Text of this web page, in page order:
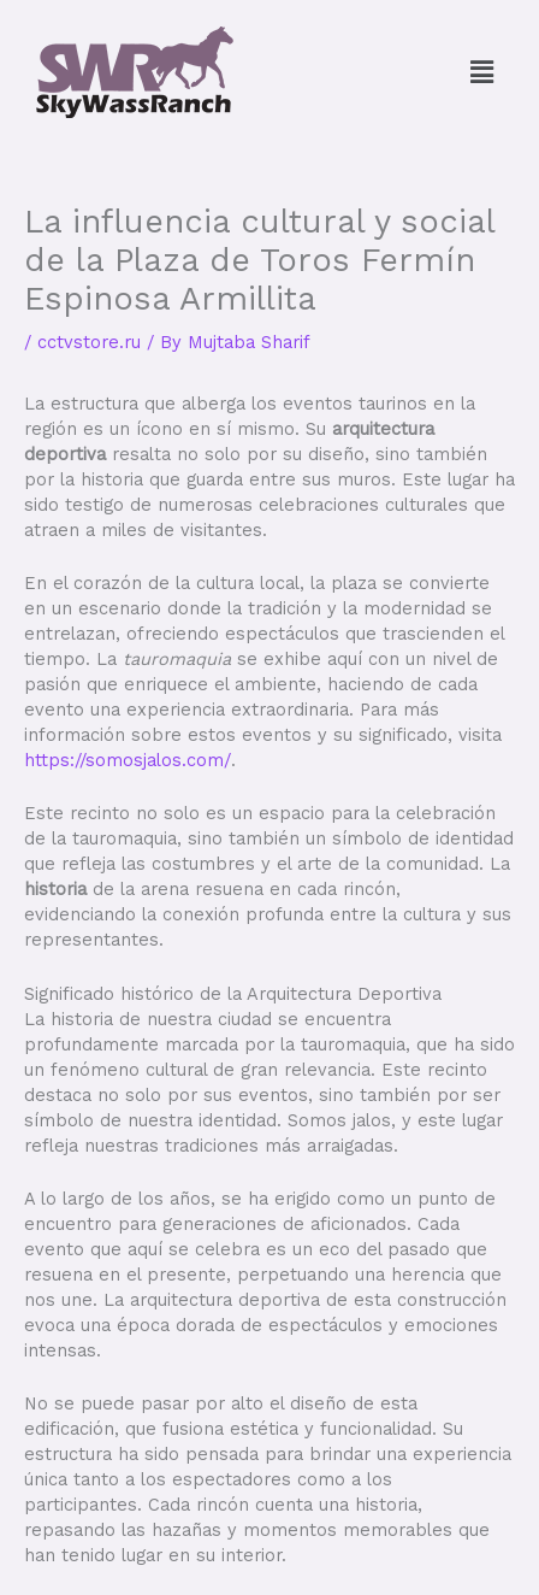
content
Menu
La influencia cultural y social
de la Plaza de Toros Fermín
Espinosa Armillita
/ cctvstore.ru / By Mujtaba Sharif
La estructura que alberga los eventos taurinos en la
región es un ícono en sí mismo. Su arquitectura
deportivaresalta no solo por su diseño, sino también
por la historia que guarda entre sus muros. Este lugar ha
sido testigo de numerosas celebraciones culturales que
atraen a miles de visitantes.
En el corazón de la cultura local, la plaza se convierte
en un escenario donde la tradición y la modernidad se
entrelazan, ofreciendo espectáculos que trascienden el
tiempo. La tauromaquia se exhibe aquí con un nivel de
pasión que enriquece el ambiente, haciendo de cada
evento una experiencia extraordinaria. Para más
información sobre estos eventos y su significado, visita
https://somosjalos.com/.
Este recinto no solo es un espacio para la celebración
de la tauromaquia, sino también un símbolo de identidad
que refleja las costumbres y el arte de la comunidad. La
historiade la arena resuena en cada rincón,
evidenciando la conexión profunda entre la cultura y sus
representantes.
Significado histórico de la Arquitectura Deportiva
La historia de nuestra ciudad se encuentra
profundamente marcada por la tauromaquia, que ha sido
un fenómeno cultural de gran relevancia. Este recinto
destaca no solo por sus eventos, sino también por ser
símbolo de nuestra identidad. Somos jalos, y este lugar
refleja nuestras tradiciones más arraigadas.
A lo largo de los años, se ha erigido como un punto de
encuentro para generaciones de aficionados. Cada
evento que aquí se celebra es un eco del pasado que
resuena en el presente, perpetuando una herencia que
nos une. La arquitectura deportiva de esta construcción
evoca una época dorada de espectáculos y emociones
intensas.
No se puede pasar por alto el diseño de esta
edificación, que fusiona estética y funcionalidad. Su
estructura ha sido pensada para brindar una experiencia
única tanto a los espectadores como a los
participantes. Cada rincón cuenta una historia,
repasando las hazañas y momentos memorables que
han tenido lugar en su interior.